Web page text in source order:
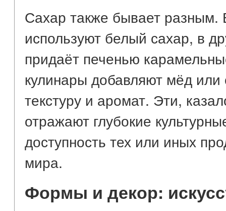
Сахар также бывает разным.
используют белый сахар, в
придаёт печенью
кулинары добавляют мёд
текстуру и аромат. Эти,
отражают глубокие
доступность тех или иных
мира.
Формы и декор: